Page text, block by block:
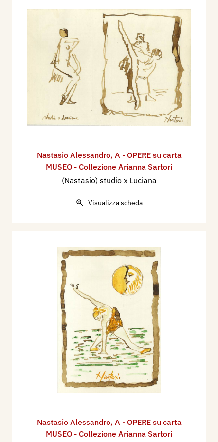
Nastasio Alessandro, A - OPERE su carta
MUSEO - Collezione Arianna Sartori
(Nastasio) studio x Luciana
Visualizza scheda
Nastasio Alessandro, A - OPERE su carta
MUSEO - Collezione Arianna Sartori